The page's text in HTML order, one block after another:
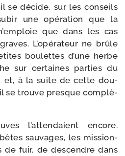
se décide, sur les conseils
une opé­ra­tion que la
que dans les cas
L’opérateur ne brûle
bou­lettes d’une herbe
sur cer­taines par­ties du
et, à la suite de cette dou­
se trouve presque com­plè­
l’attendaient encore.
sau­vages, les mis­sion­
de fuir, de des­cendre dans